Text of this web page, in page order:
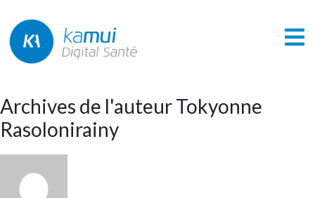
Archives de l'auteur Tokyonne
Rasolonirainy